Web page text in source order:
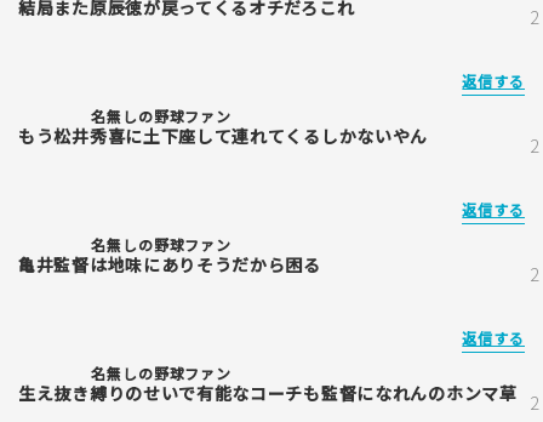
結局また原辰徳が戻ってくるオチだろこれ
返信する
名無しの野球ファン
もう松井秀喜に土下座して連れてくるしかないやん
返信する
名無しの野球ファン
亀井監督は地味にありそうだから困る
返信する
名無しの野球ファン
生え抜き縛りのせいで有能なコーチも監督になれんのホンマ草